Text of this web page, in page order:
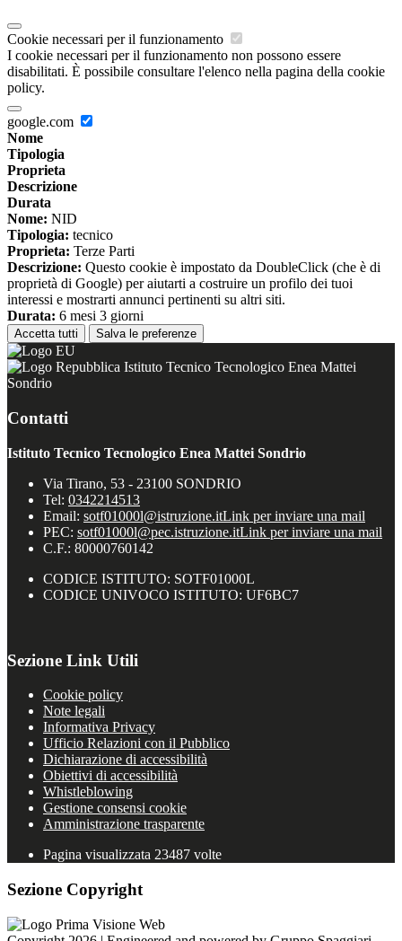
Cookie necessari per il funzionamento
I cookie necessari per il funzionamento non possono essere
disabilitati. È possibile consultare l'elenco nella pagina della cookie
policy.
google.com
Nome
Tipologia
Proprieta
Descrizione
Durata
Nome: NID
Tipologia: tecnico
Proprieta: Terze Parti
Descrizione: Questo cookie è impostato da DoubleClick (che è di
proprietà di Google) per aiutarti a costruire un profilo dei tuoi
interessi e mostrarti annunci pertinenti su altri siti.
Durata: 6 mesi 3 giorni
Accetta tutti Salva le preferenze
Istituto Tecnico Tecnologico Enea Mattei
Sondrio
Contatti
Istituto Tecnico Tecnologico Enea Mattei Sondrio
Via Tirano, 53 - 23100 SONDRIO
Tel: 0342214513
Email: sotf01000l@istruzione.itLink per inviare una mail
PEC: sotf01000l@pec.istruzione.itLink per inviare una mail
C.F.: 80000760142
CODICE ISTITUTO: SOTF01000L
CODICE UNIVOCO ISTITUTO: UF6BC7
Sezione Link Utili
Cookie policy
Note legali
Informativa Privacy
Ufficio Relazioni con il Pubblico
Dichiarazione di accessibilità
Obiettivi di accessibilità
Whistleblowing
Gestione consensi cookie
Amministrazione trasparente
Pagina visualizzata 23487 volte
Sezione Copyright